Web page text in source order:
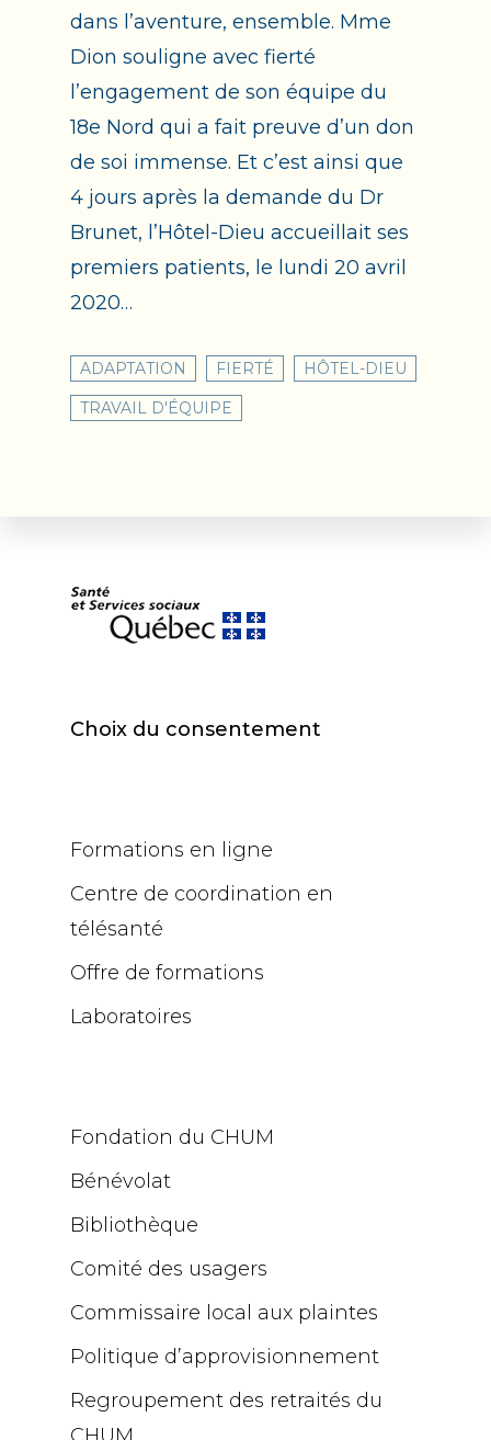
dans l’aventure, ensemble. Mme
Dion souligne avec fierté
l’engagement de son équipe du
18e Nord qui a fait preuve d’un don
de soi immense. Et c’est ainsi que
4 jours après la demande du Dr
Brunet, l’Hôtel-Dieu accueillait ses
premiers patients, le lundi 20 avril
2020…
ADAPTATION FIERTÉ
HÔTEL-DIEU
TRAVAIL D'ÉQUIPE
Choix du consentement
Formations en ligne
Centre de coordination en
télésanté
Offre de formations
Laboratoires
Fondation du CHUM
Bénévolat
Bibliothèque
Comité des usagers
Commissaire local aux plaintes
Politique d’approvisionnement
Regroupement des retraités du